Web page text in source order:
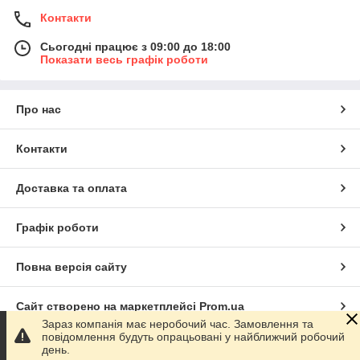
Контакти
Сьогодні працює з 09:00 до 18:00
Показати весь графік роботи
Про нас
Контакти
Доставка та оплата
Графік роботи
Повна версія сайту
Сайт створено на маркетплейсі Prom.ua
Політика конфіденційності
Зараз компанія має неробочий час. Замовлення та
повідомлення будуть опрацьовані у найближчий робочий
день.